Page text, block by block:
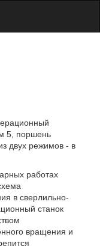
5, поршень
двух режимов - в
работах
в сверлильно-
станок
вращения и